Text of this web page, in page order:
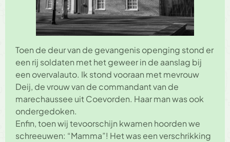
Toen de deur van de gevangenis openging stond er
een rij soldaten met het geweer in de aanslag bij
een overvalauto. Ik stond vooraan met mevrouw
Deij, de vrouw van de commandant van de
marechaussee uit Coevorden. Haar man was ook
ondergedoken.
Enfin, toen wij tevoorschijn kwamen hoorden we
schreeuwen: “Mamma”! Het was een verschrikking